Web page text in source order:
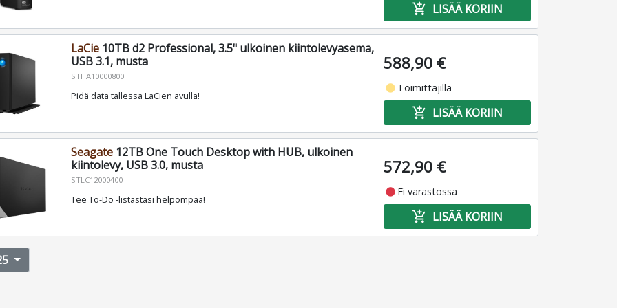
add_shopping_cart LISÄÄ KORIIN
LaCie10TB d2 Professional, 3.5" ulkoinen kiintolevyasema,
USB 3.1, musta
STHA10000800
Pidä data tallessa LaCien avulla!
588,90 €
fiber_manual_record Toimittajilla
add_shopping_cart LISÄÄ KORIIN
Seagate12TB One Touch Desktop with HUB, ulkoinen
kiintolevy, USB 3.0, musta
STLC12000400
Tee To-Do -listastasi helpompaa!
572,90 €
fiber_manual_record Ei varastossa
add_shopping_cart LISÄÄ KORIIN